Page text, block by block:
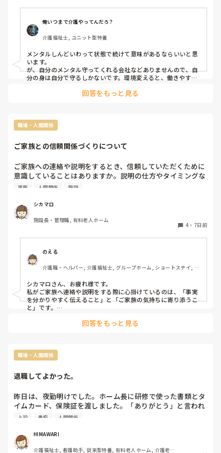
この状況で続けられるかメンタルもやる気も下がってきてい
てここに投稿してしまいました。
辞めようかと一度、総合管理者へも相談してみました。がな
かなか今もうまくいかない状況です。
総合管理者はとてもいい方なんです。
もう、どうしたらいいかわからなくて。
俺いつまで介護やってんだろ？
介護福祉士, ユニット型特養
メンタルしんどいわって状態で続けて意味があるならいいと思
います。
が、自分のメンタル守ってくれる会社などありませんので、自
分の身は自分で守るしかないです。環境変えると、働きやすく
いい人がいるだけではどうにもならないことがあります。続け
回答をもっと見る
職場・人間関係
ご家族との信頼関係づくりについて
ご家族への連絡や説明をするとき、信頼していただくために
意識していることはありますか。説明の仕方やタイミングな
ど、現場で工夫されていることがあれば教えてください。今
家族 人間関係 施設
シカマロ
施設長・管理職, 有料老人ホーム
4 ・ 7日前
のえる
介護職・ヘルパー, 介護福祉士, グループホーム, ショートステイ, デ
護
シカマロさん、お疲れ様です。
私がご家族へ連絡や説明をする際に心掛けているのは、「事実
を分かりやすく伝えること」と「ご家族の気持ちに寄り添うこ
と」です。
例えば、利用者さんの状態変化をお伝えする時は、「今日は食
か、今後どのように様子を見ていくのかも併せて説明すると、
ご家族も安心されることが多いと感じています。
また、ご家族も仕事や家庭のことで忙しい中、不安を抱えなが
なく、「ご心配ですよね」「何か気になることはありません
か？」とお話を伺う時間も大切にしています。
訪問介護でも、ご家族と顔を合わせる機会があれば、日頃の様
えするようにしています。状態変化やトラブルがあった時だけ
でなく、普段から小さなコミュニケーションを積み重ねること
が、信頼関係につながるのではないかと感じています。
回答をもっと見る
職場・人間関係
退職してよかった。
昨日は、夜勤明けでした。ホーム長に研修で使った書類とタ
イムカード、保険証を渡しました。「ありがとう」と言われ
ました。
た時、握手をしてきて「よろしくお願いします」と言ってく
れた先輩は「お疲れ様でした」泣きそうになりうつむいて職
上司 愚痴 人間関係
HIMAWARI
介護福祉士, 看護助手, 従来型特養, 有料老人ホーム, 介護老人